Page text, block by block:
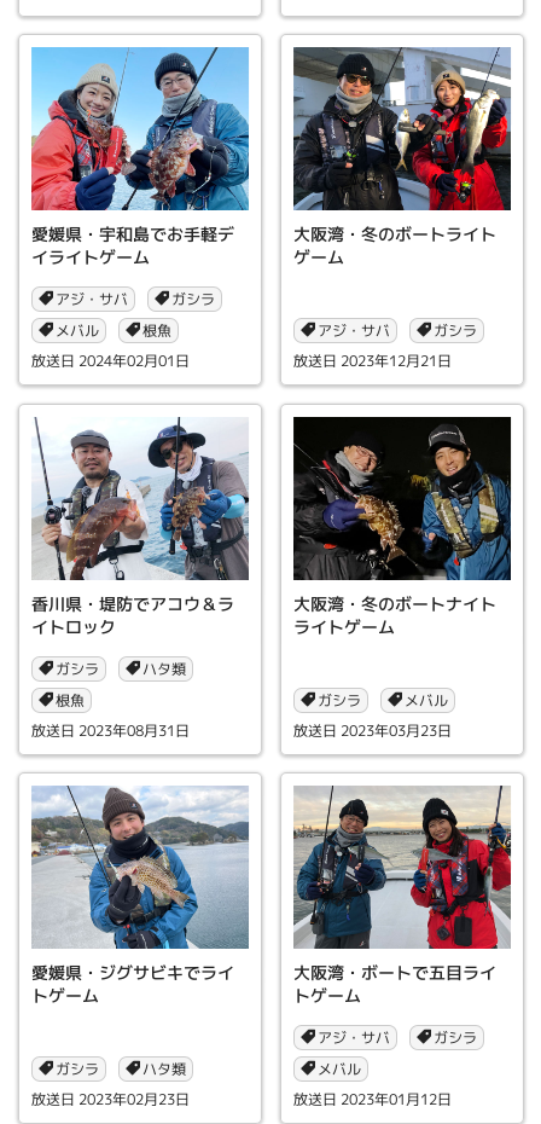
愛媛県・宇和島でお手軽デ
イライトゲーム
アジ・サバ ガシラ
メバル 根魚
2024年02月01日
大阪湾・冬のボートライト
ゲーム
アジ・サバ ガシラ
2023年12月21日
香川県・堤防でアコウ＆ラ
イトロック
ガシラ ハタ類
根魚
2023年08月31日
大阪湾・冬のボートナイト
ライトゲーム
ガシラ メバル
2023年03月23日
愛媛県・ジグサビキでライ
トゲーム
ガシラ ハタ類
2023年02月23日
大阪湾・ボートで五目ライ
トゲーム
アジ・サバ ガシラ
メバル
2023年01月12日